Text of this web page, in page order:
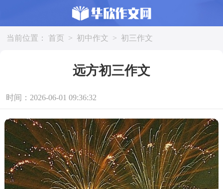
当前位置： 首页 > 初中作文 > 初三作文
远方初三作文
时间：2026-06-01 09:36:32